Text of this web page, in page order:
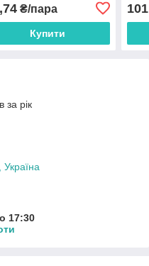
₴/пара
Купити
за рік
17:30